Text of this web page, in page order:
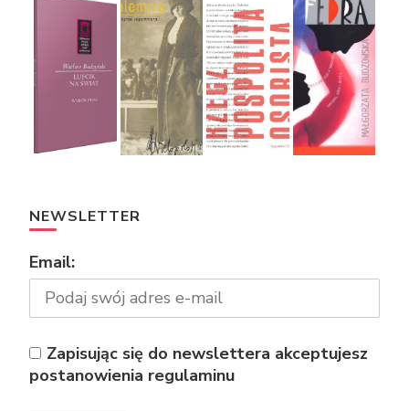
NEWSLETTER
Email:
Zapisując się do newslettera akceptujesz
postanowienia regulaminu